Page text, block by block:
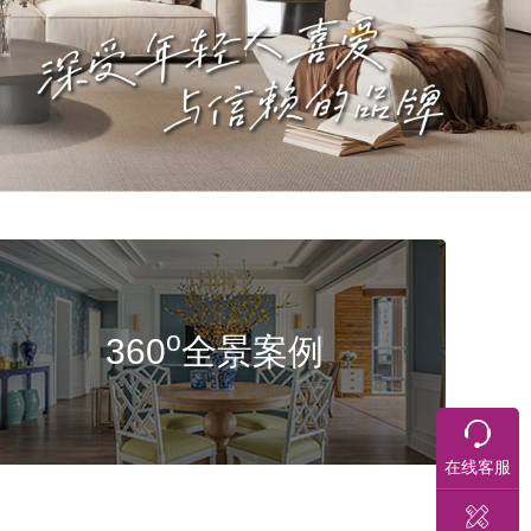
360o全景案例
在线客服